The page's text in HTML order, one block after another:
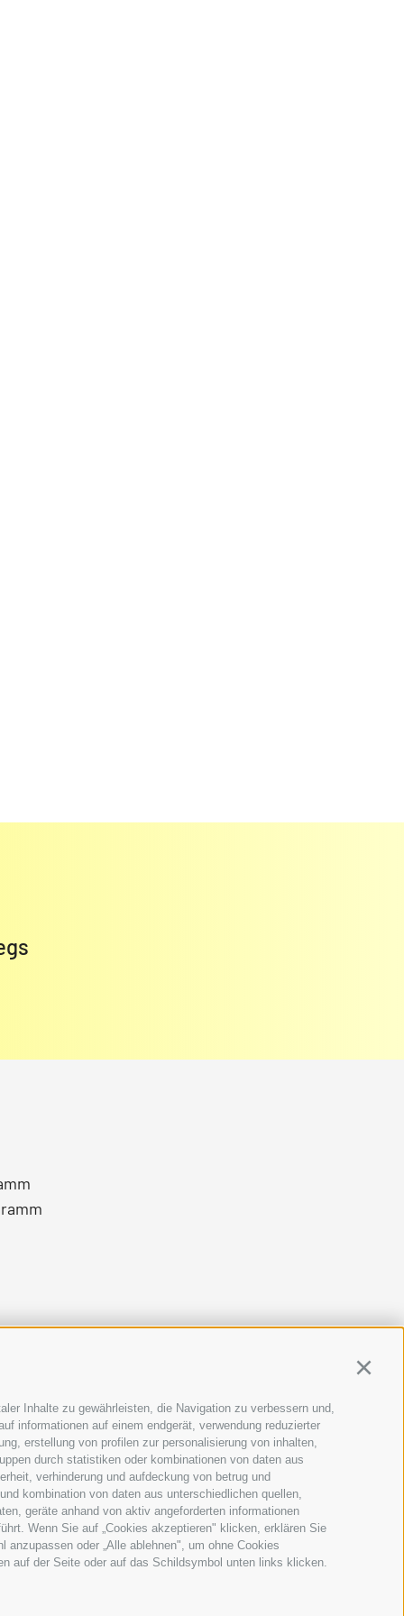
Inhalte zu gewährleisten, die Navigation zu verbessern und,
informationen auf einem endgerät, verwendung reduzierter
erstellung von profilen zur personalisierung von inhalten,
durch statistiken oder kombinationen von daten aus
verhinderung und aufdeckung von betrug und
kombination von daten aus unterschiedlichen quellen,
geräte anhand von aktiv angeforderten informationen
Wenn Sie auf „Cookies akzeptieren" klicken, erklären Sie
oder „Alle ablehnen", um ohne Cookies
auf der Seite oder auf das Schildsymbol unten links klicken.